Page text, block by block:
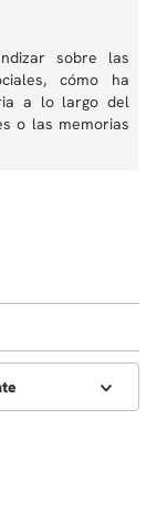
sobre las
cómo ha
a lo largo del
o las memorias